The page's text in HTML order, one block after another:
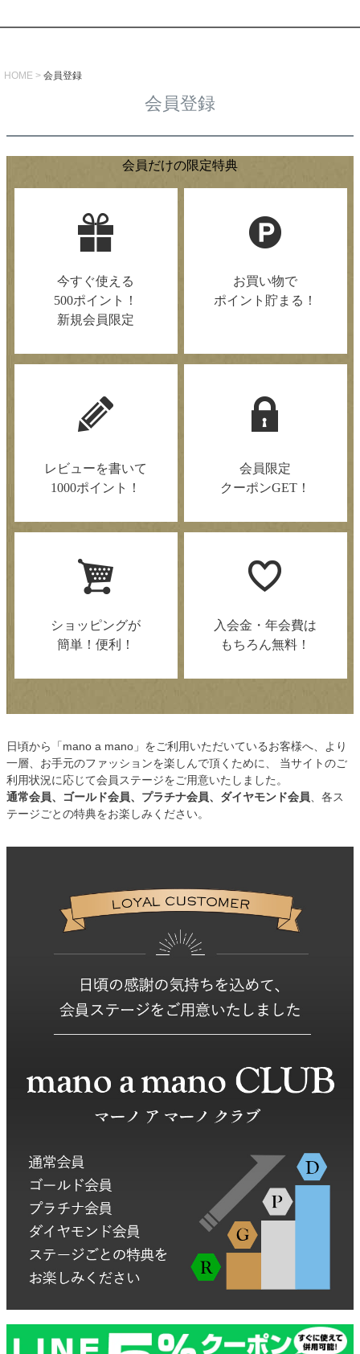
HOME 会員登録
会員登録
会員だけの限定特典
今すぐ使える
500ポイント！
新規会員限定
お買い物で
ポイント貯まる！
レビューを書いて
1000ポイント！
会員限定
クーポンGET！
ショッピングが
簡単！便利！
入会金・年会費は
もちろん無料！
日頃から「mano a mano」をご利用いただいているお客様へ、より
一層、お手元のファッションを楽しんで頂くために、 当サイトのご
利用状況に応じて会員ステージをご用意いたしました。
通常会員、ゴールド会員、プラチナ会員、ダイヤモンド会員、各ス
テージごとの特典をお楽しみください。